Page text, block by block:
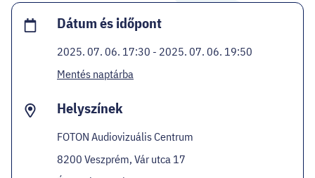
Dátum és időpont
2025. 07. 06. 17:30 - 2025. 07. 06. 19:50
Mentés naptárba
Helyszínek
FOTON Audiovizuális Centrum
8200 Veszprém, Vár utca 17